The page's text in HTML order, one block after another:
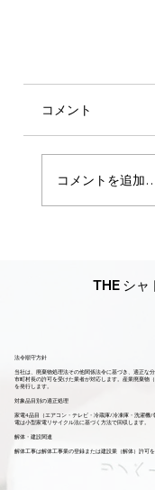
コメント
コメントを追加
法令順守方針
当社は、廃棄物処理法その他関係法令に基づき、適正な
市町村長の許可を受けた業者が対応します。産業廃棄物
を発行します。
対象品目別の適正処理
家電4品目（エアコン・テレビ・冷蔵庫/冷凍庫・洗濯機
電は小型家電リサイクル法に基づく方法で回収します。
解体・建設関連
解体工事は解体工事業の登録または建設業（解体）許可
THE シ